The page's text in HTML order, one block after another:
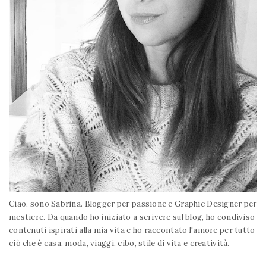
Ciao, sono Sabrina. Blogger per passione e Graphic Designer per
mestiere. Da quando ho iniziato a scrivere sul blog, ho condiviso
contenuti ispirati alla mia vita e ho raccontato l'amore per tutto
ciò che è casa, moda, viaggi, cibo, stile di vita e creatività.